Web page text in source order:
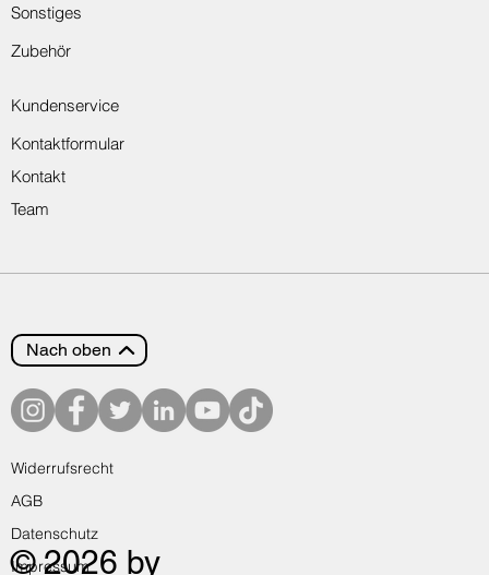
Kundenservice
Sonstiges
Zubehör
Kontaktformular
Kontakt
Team
Nach oben
© 2026 by
Widerrufsrecht
AGB
Datenschutz
Impressum